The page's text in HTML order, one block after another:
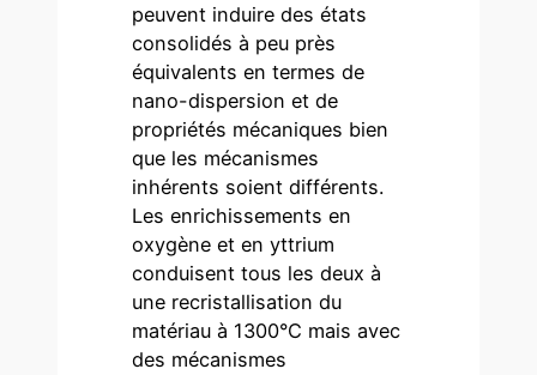
peuvent induire des états
consolidés à peu près
équivalents en termes de
nano-dispersion et de
propriétés mécaniques bien
que les mécanismes
inhérents soient différents.
Les enrichissements en
oxygène et en yttrium
conduisent tous les deux à
une recristallisation du
matériau à 1300°C mais avec
des mécanismes